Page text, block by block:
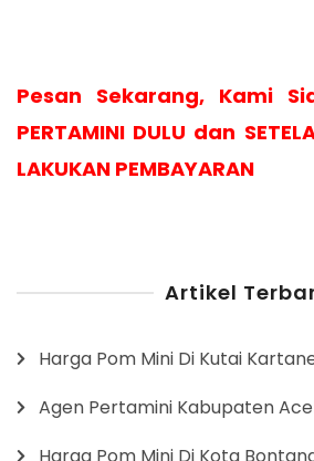
Pesan Sekarang, Kami
PERTAMINI DULU dan
LAKUKAN PEMBAYARAN
Artikel
Harga Pom Mini Di Kutai
Agen Pertamini Kabupaten